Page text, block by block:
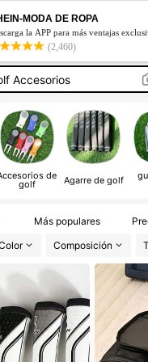
MODA DE ROPA
la APP para más ventajas
(2,460)
Para Gorra
Accesorios
Metálicos
de
golf Agarre de golf
Más populares
Composición